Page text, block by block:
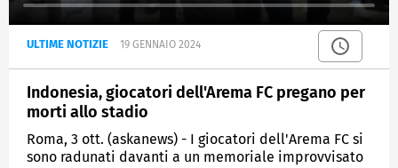
ULTIME NOTIZIE 19 GENNAIO 2024
Indonesia, giocatori dell'Arema FC pregano per
morti allo stadio
Roma, 3 ott. (askanews) - I giocatori dell'Arema FC si
sono radunati davanti a un memoriale improvvisato